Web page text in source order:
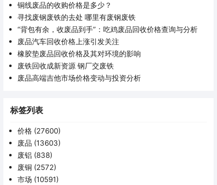
铜线废品的收购价格是多少？
寻找废钢废铁的去处 哪里有废钢废铁
“背包有余，收废品到手”：吃鸡废品回收价格查询与分析
废品汽车回收价格上涨引发关注
橡胶垫废品回收价格及其对环境的影响
废铁回收成新资源 钢厂交废铁
废品高端吉他市场价格变动与投资分析
标签列表
价格 (27600)
废品 (13603)
废铝 (838)
废铜 (2572)
市场 (10591)